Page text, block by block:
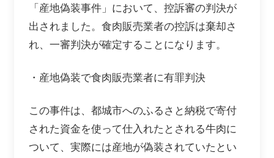
「産地偽装事件」において、控訴審の判決が
出されました。食肉販売業者の控訴は棄却さ
れ、一審判決が確定することになります。
・産地偽装で食肉販売業者に有罪判決
この事件は、都城市へのふるさと納税で寄付
された資金を使って仕入れたとされる牛肉に
ついて、実際には産地が偽装されていたとい